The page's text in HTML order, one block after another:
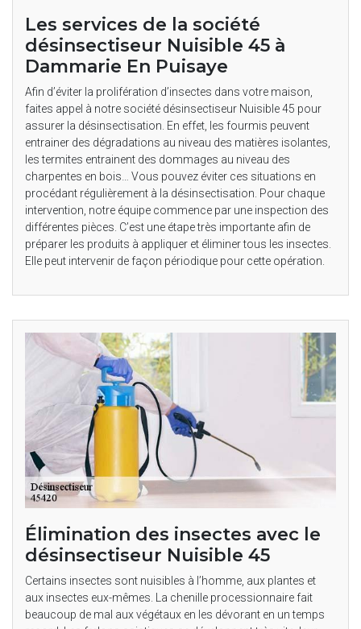
Les services de la société
désinsectiseur Nuisible 45 à
Dammarie En Puisaye
Afin d’éviter la prolifération d’insectes dans votre maison,
faites appel à notre société désinsectiseur Nuisible 45 pour
assurer la désinsectisation. En effet, les fourmis peuvent
entrainer des dégradations au niveau des matières isolantes,
les termites entrainent des dommages au niveau des
charpentes en bois… Vous pouvez éviter ces situations en
procédant régulièrement à la désinsectisation. Pour chaque
intervention, notre équipe commence par une inspection des
différentes pièces. C’est une étape très importante afin de
préparer les produits à appliquer et éliminer tous les insectes.
Elle peut intervenir de façon périodique pour cette opération.
Élimination des insectes avec le
désinsectiseur Nuisible 45
Certains insectes sont nuisibles à l’homme, aux plantes et
aux insectes eux-mêmes. La chenille processionnaire fait
beaucoup de mal aux végétaux en les dévorant en un temps